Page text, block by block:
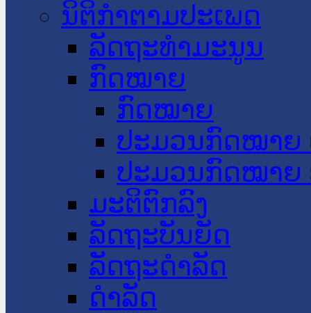
ນິຕິກຳຕາມປະເພດ
ລັດຖະທໍາມະນູນ
ກົດໝາຍ
ກົດໝາຍ
ປະມວນກົດໝາຍ
ປະມວນກົດໝາຍ
ມະຕິຕົກລົງ
ລັດຖະບັນຍັດ
ລັດຖະດໍາລັດ
ດໍາລັດ